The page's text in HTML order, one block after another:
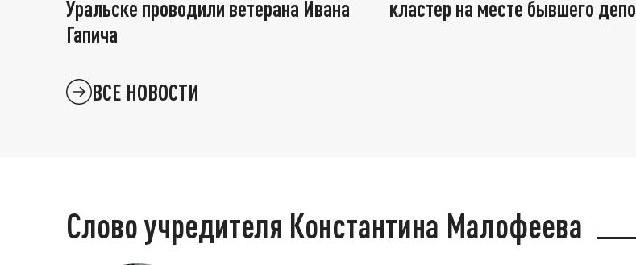
Уральске проводили ветерана Ивана
Гапича
кластер на месте бывшего депо
ВСЕ НОВОСТИ
Слово учредителя Константина Малофеева